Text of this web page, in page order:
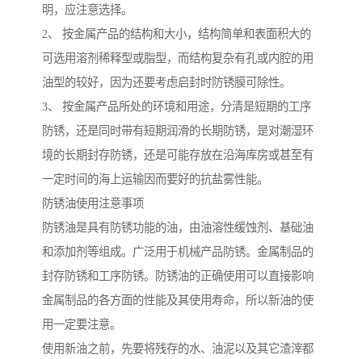
明，应注意选择。
2、 按金属产品的结构和大小，结构简单和表面积大的
可选用溶剂稀释型或脂型，而结构复杂有孔或内腔的用
油型的较好，因为还要考虑启封时防锈膜可除性。
3、 按金属产品所处的环境和用途，分清是短期的工序
防锈，还是同时带有短期润滑的长期防锈，是对潮湿环
境的长期封存防锈，还是可能存放在沿海库房或甚至有
一定时间的海上运输因而要好的抗盐雾性能。
防锈油使用注意事项
防锈油是具有防锈功能的油，由油溶性缓蚀剂、基础油
和添加剂等组成。广泛用于机械产品防锈。金属制品的
封存防锈和工序防锈。防锈油的正确使用可以直接影响
金属制品的各方面的性能及其使用寿命，所以新油的使
用一定要注意。
使用新油之前，先要将残存的水、油泥以及其它渣滓都